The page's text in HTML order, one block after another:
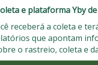
e plataforma Yby
receberá a coleta e
que apontam
o rastreio, coleta e